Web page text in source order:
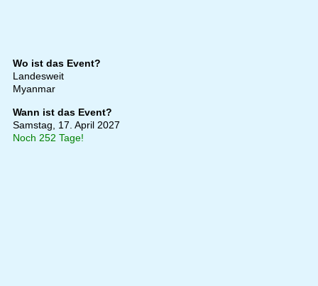
Wo ist das Event?
Landesweit
Myanmar
Wann ist das Event?
Samstag, 17. April 2027
Noch 252 Tage!